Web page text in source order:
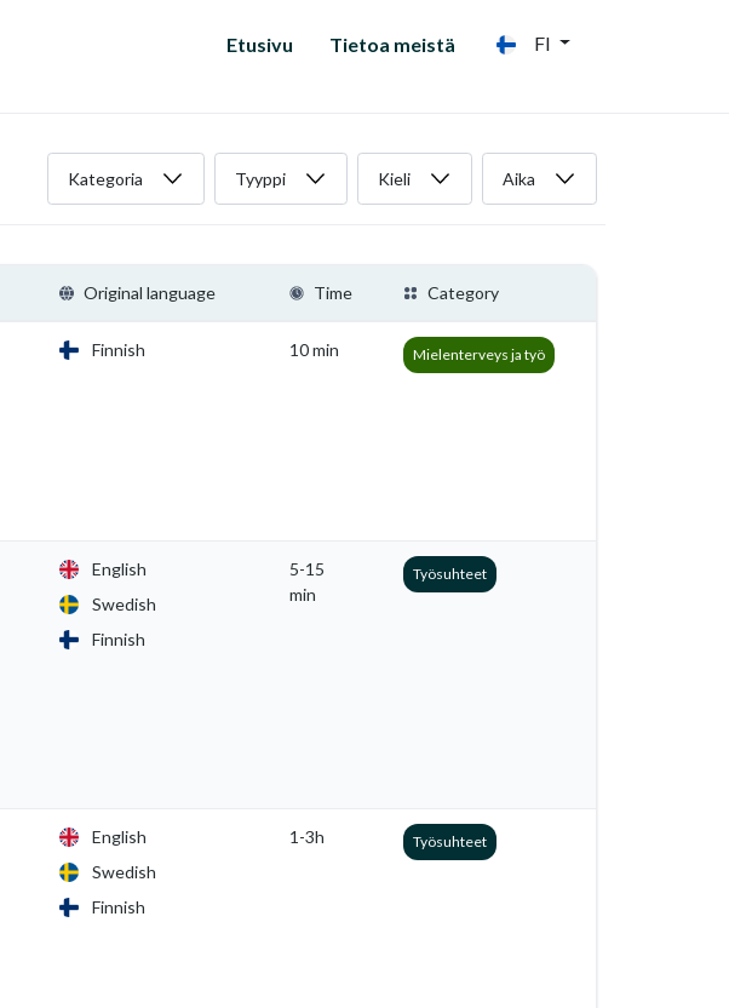
Etusivu Tietoa meistä FI
Kategoria Tyyppi Kieli Aika
Original language Time Category
Finnish 10 min Mielenterveys ja työ
English
Swedish
Finnish
5-15
min
Työsuhteet
English
Swedish
Finnish
1-3h Työsuhteet